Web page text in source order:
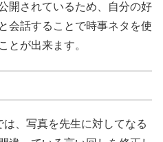
開されているため、自分の好
会話することで時事ネタを使
とが出来ます。
、写真を先生に対してなる